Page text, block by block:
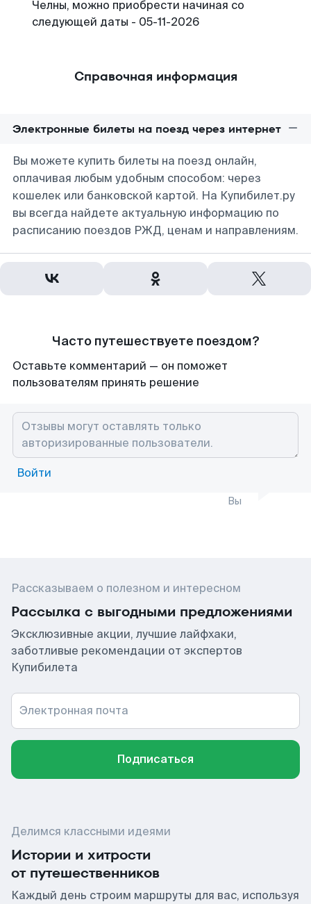
Челны, можно приобрести начиная со
следующей даты - 05-11-2026
Справочная информация
Электронные билеты на поезд через интернет
Вы можете купить билеты на поезд онлайн,
оплачивая любым удобным способом: через
кошелек или банковской картой. На Купибилет.ру
вы всегда найдете актуальную информацию по
расписанию поездов РЖД, ценам и направлениям.
Часто путешествуете поездом?
Оставьте комментарий — он поможет
пользователям принять решение
Войти
Вы
Рассказываем о полезном и интересном
Рассылка с выгодными предложениями
Эксклюзивные акции, лучшие лайфхаки,
заботливые рекомендации от экспертов
Купибилета
Электронная почта
Подписаться
Делимся классными идеями
Истории и хитрости
от путешественников
Каждый день строим маршруты для вас, используя